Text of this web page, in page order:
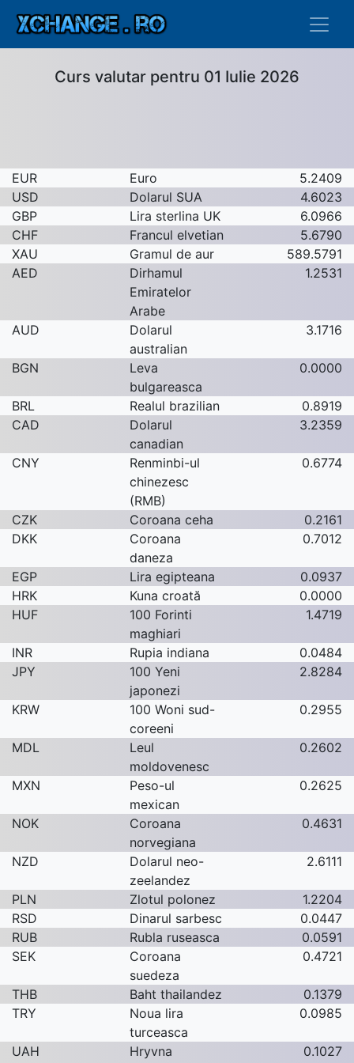
Curs valutar pentru 01 Iulie 2026
EUR Euro
5.2409
USD
Dolarul SUA
4.6023
GBP
Lira sterlina UK
6.0966
CHF
Francul elvetian
5.6790
XAU
Gramul de aur
589.5791
AED
Dirhamul
Emiratelor
Arabe
1.2531
AUD
Dolarul
australian
3.1716
BGN
Leva
bulgareasca
0.0000
BRL Realul brazilian
0.8919
CAD
Dolarul
canadian
3.2359
CNY
Renminbi-ul
chinezesc
(RMB)
0.6774
CZK Coroana ceha
0.2161
DKK
Coroana
daneza
0.7012
EGP Lira egipteana
0.0937
HRK
Kuna croată
0.0000
HUF
100 Forinti
maghiari
1.4719
INR Rupia indiana
0.0484
JPY
100 Yeni
japonezi
2.8284
KRW
100 Woni sud-
coreeni
0.2955
MDL
Leul
moldovenesc
0.2602
MXN
Peso-ul
mexican
0.2625
NOK
Coroana
norvegiana
0.4631
NZD
Dolarul neo-
zeelandez
2.6111
PLN Zlotul polonez
1.2204
RSD
Dinarul sarbesc
0.0447
RUB
Rubla ruseasca
0.0591
SEK
Coroana
suedeza
0.4721
THB Baht thailandez
0.1379
TRY
Noua lira
turceasca
0.0985
UAH
Hryvna
0.1027